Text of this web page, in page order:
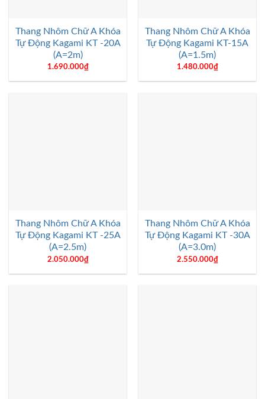
Thang Nhôm Chữ A Khóa
Tự Động Kagami KT -20A
(A=2m)
1.690.000₫
Thang Nhôm Chữ A Khóa
Tự Động Kagami KT-15A
(A=1.5m)
1.480.000₫
Thang Nhôm Chữ A Khóa
Tự Động Kagami KT -25A
(A=2.5m)
2.050.000₫
Thang Nhôm Chữ A Khóa
Tự Động Kagami KT -30A
(A=3.0m)
2.550.000₫